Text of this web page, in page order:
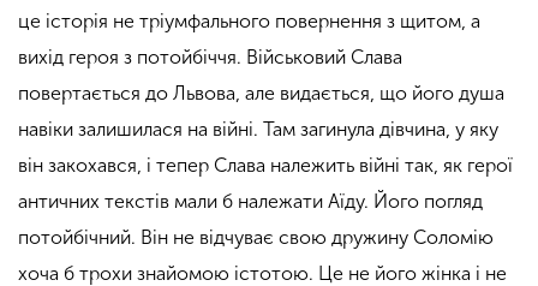
це історія не тріумфального повернення з щитом, а
вихід героя з потойбіччя. Військовий Слава
повертається до Львова, але видається, що його душа
навіки залишилася на війні. Там загинула дівчина, у яку
він закохався, і тепер Слава належить війні так, як герої
античних текстів мали б належати Аїду. Його погляд
потойбічний. Він не відчуває свою дружину Соломію
хоча б трохи знайомою істотою. Це не його жінка і не